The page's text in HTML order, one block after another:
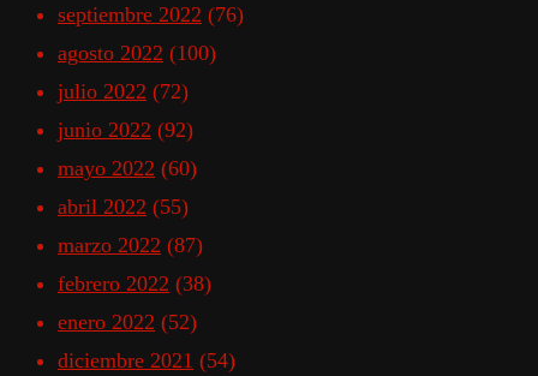
septiembre 2022 (76)
agosto 2022 (100)
julio 2022 (72)
junio 2022 (92)
mayo 2022 (60)
abril 2022 (55)
marzo 2022 (87)
febrero 2022 (38)
enero 2022 (52)
diciembre 2021 (54)